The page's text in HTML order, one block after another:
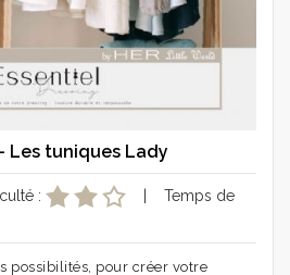
Les tuniques Lady
:
| Temps de
possibilités, pour créer votre